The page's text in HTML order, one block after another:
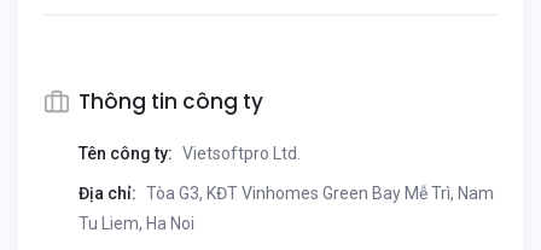
Thông tin công ty
Tên công ty: Vietsoftpro Ltd.
Địa chỉ: Tòa G3, KĐT Vinhomes Green Bay Mễ Trì, Nam
Tu Liem, Ha Noi